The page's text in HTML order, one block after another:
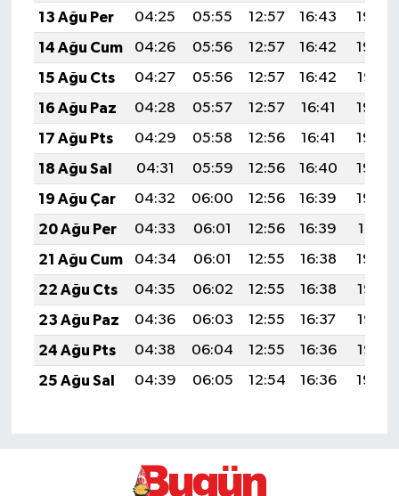
13 Ağu Per
04:25 05:55 12:57 16:43
19:50
14 Ağu Cum
04:26 05:56 12:57 16:42
19:48
15 Ağu Cts
04:27 05:56 12:57 16:42
19:47
16 Ağu Paz
04:28 05:57 12:57 16:41
19:46
17 Ağu Pts
04:29 05:58 12:56 16:41
19:45
18 Ağu Sal
04:31 05:59 12:56 16:40
19:43
19 Ağu Çar
04:32 06:00 12:56 16:39
19:42
20 Ağu Per
04:33 06:01 12:56 16:39
19:41
21 Ağu Cum
04:34 06:01 12:55 16:38
19:39
22 Ağu Cts
04:35 06:02 12:55 16:38
19:38
23 Ağu Paz
04:36 06:03 12:55 16:37
19:37
24 Ağu Pts
04:38 06:04 12:55 16:36
19:35
25 Ağu Sal
04:39 06:05 12:54 16:36 19:34